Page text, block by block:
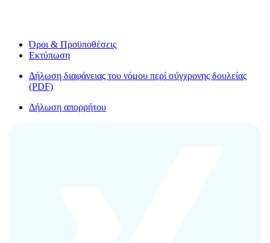
Όροι & Προϋποθέσεις
Εκτύπωση
Δήλωση διαφάνειας του νόμου περί σύγχρονης δουλείας
(PDF)
Δήλωση απορρήτου